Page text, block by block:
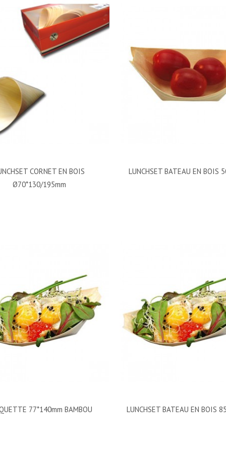
CORNET EN BOIS
Ø70*130/195mm
LUNCHSET BATEAU EN BOIS
77*140mm BAMBOU LUNCHSET BATEAU EN BOIS